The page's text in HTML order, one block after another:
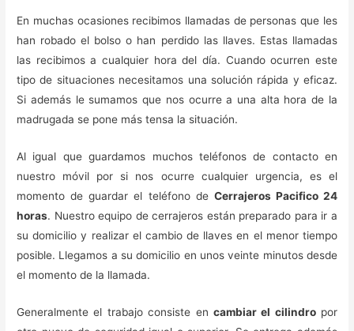
En muchas ocasiones recibimos llamadas de personas que les
han robado el bolso o han perdido las llaves. Estas llamadas
las recibimos a cualquier hora del día. Cuando ocurren este
tipo de situaciones necesitamos una solución rápida y eficaz.
Si además le sumamos que nos ocurre a una alta hora de la
madrugada se pone más tensa la situación.
Al igual que guardamos muchos teléfonos de contacto en
nuestro móvil por si nos ocurre cualquier urgencia, es el
momento de guardar el teléfono de Cerrajeros Pacifico 24
horas. Nuestro equipo de cerrajeros están preparado para ir a
su domicilio y realizar el cambio de llaves en el menor tiempo
posible. Llegamos a su domicilio en unos veinte minutos desde
el momento de la llamada.
Generalmente el trabajo consiste en cambiar el cilindropor